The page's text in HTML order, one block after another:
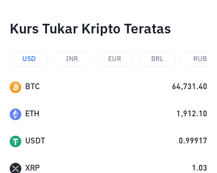
Kurs Tukar Kripto Teratas
USD INR EUR BRL RUB
BTC 64,731.40
ETH 1,912.10
USDT 0.99917
XRP 1.03